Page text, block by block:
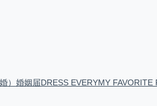
） 婚姻届DRESS EVERYMY FAVORITE